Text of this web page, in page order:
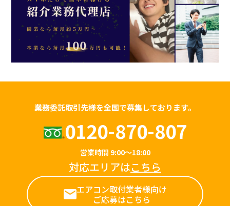
業務委託取引先様を全国で募集しております。
0120-870-807
営業時間 9:00～18:00
対応エリアはこちら
エアコン取付業者様向け
ご応募はこちら